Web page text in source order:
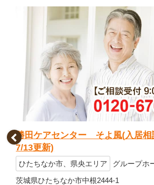
勝田ケアセンター そよ風(入居相
7/13更新)
ひたちなか市、県央エリア
グループホ
茨城県ひたちなか市中根2444-1